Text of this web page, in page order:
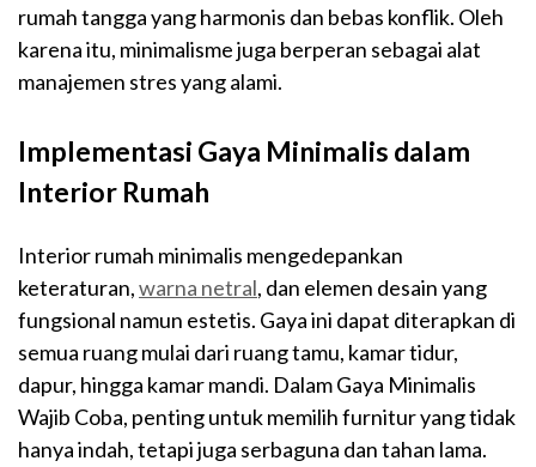
rumah tangga yang harmonis dan bebas konflik. Oleh
karena itu, minimalisme juga berperan sebagai alat
manajemen stres yang alami.
Implementasi Gaya Minimalis dalam
Interior Rumah
Interior rumah minimalis mengedepankan
keteraturan,warna netral, dan elemen desain yang
fungsional namun estetis. Gaya ini dapat diterapkan di
semua ruang mulai dari ruang tamu, kamar tidur,
dapur, hingga kamar mandi. Dalam Gaya Minimalis
Wajib Coba, penting untuk memilih furnitur yang tidak
hanya indah, tetapi juga serbaguna dan tahan lama.